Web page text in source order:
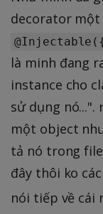
decorator một
là minh đang
instance cho
sử dụng
một object
tả nó trong
đây thôi ko
nói tiếp về cái